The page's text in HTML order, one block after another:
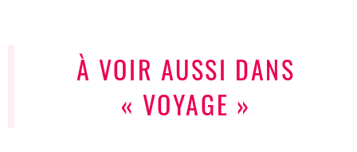
À VOIR AUSSI DANS
« VOYAGE »